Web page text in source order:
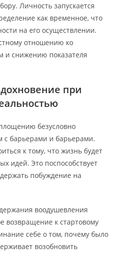
Личность запускается
как временное, что
на его осуществлении.
отношению ко
и снижению показателя
при
безусловно
с барьерами и барьерами.
к тому, что жизнь будет
идей. Это поспособствует
побуждение на
воодушевления
возвращение к стартовому
себе о том, почему было
возобновить